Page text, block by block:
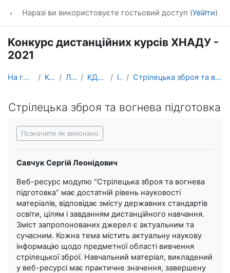
Наразі ви використовуєте гостьовий доступ (Увійти)
Конкурс дистанційних курсів ХНАДУ -
2021
На головну Курси ЛІТОс КДК-2021 ІТВ Стрілецька зброя та вогнева підготовка
Стрілецька зброя та вогнева підготовка
Позначити як виконано
Савчук Сергій Леонідович
Веб-ресурс модулю “Стрілецька зброя та вогнева
підготовка” має достатній рівень науковості
матеріалів, відповідає змісту державних стандартів
освіти, цілям і завданням дистанційного навчання.
Зміст запропонованих джерел є актуальним та
сучасним. Кожна тема містить актуальну наукову
інформацію щодо предметної області вивчення
стрілецької зброї. Навчальний матеріал, викладений
у веб-ресурсі має практичне значення, завершену